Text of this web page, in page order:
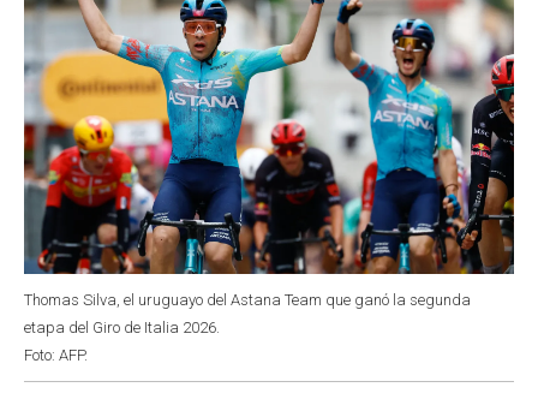
Thomas Silva, el uruguayo del Astana Team que ganó la segunda
etapa del Giro de Italia 2026.
Foto: AFP.